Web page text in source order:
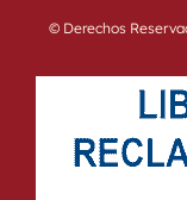
© Derechos